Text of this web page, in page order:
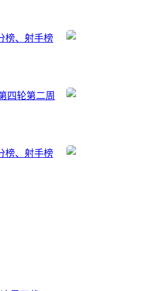
榜、射手榜
四轮第二周
榜、射手榜